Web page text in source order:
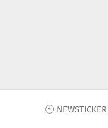
🕙 NEWSTICKER